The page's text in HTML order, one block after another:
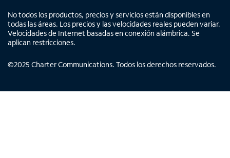
No todos los productos, precios y servicios están disponibles en
todas las áreas. Los precios y las velocidades reales pueden variar.
Velocidades de Internet basadas en conexión alámbrica. Se
aplican restricciones.
©2025 Charter Communications. Todos los derechos reservados.